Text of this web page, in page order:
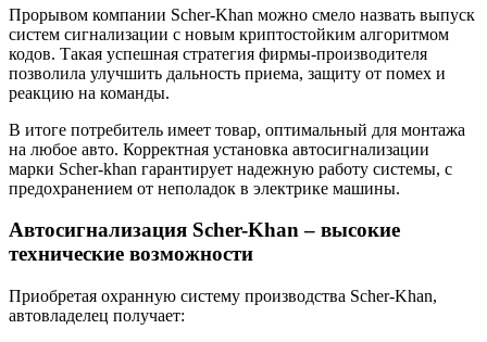
Прорывом компании Scher-Khan можно смело назвать выпуск
систем сигнализации с новым криптостойким алгоритмом
кодов. Такая успешная стратегия фирмы-производителя
позволила улучшить дальность приема, защиту от помех и
реакцию на команды.
В итоге потребитель имеет товар, оптимальный для монтажа
на любое авто. Корректная установка автосигнализации
марки Scher-khan гарантирует надежную работу системы, с
предохранением от неполадок в электрике машины.
Автосигнализация Scher-Khan – высокие
технические возможности
Приобретая охранную систему производства Scher-Khan,
автовладелец получает: